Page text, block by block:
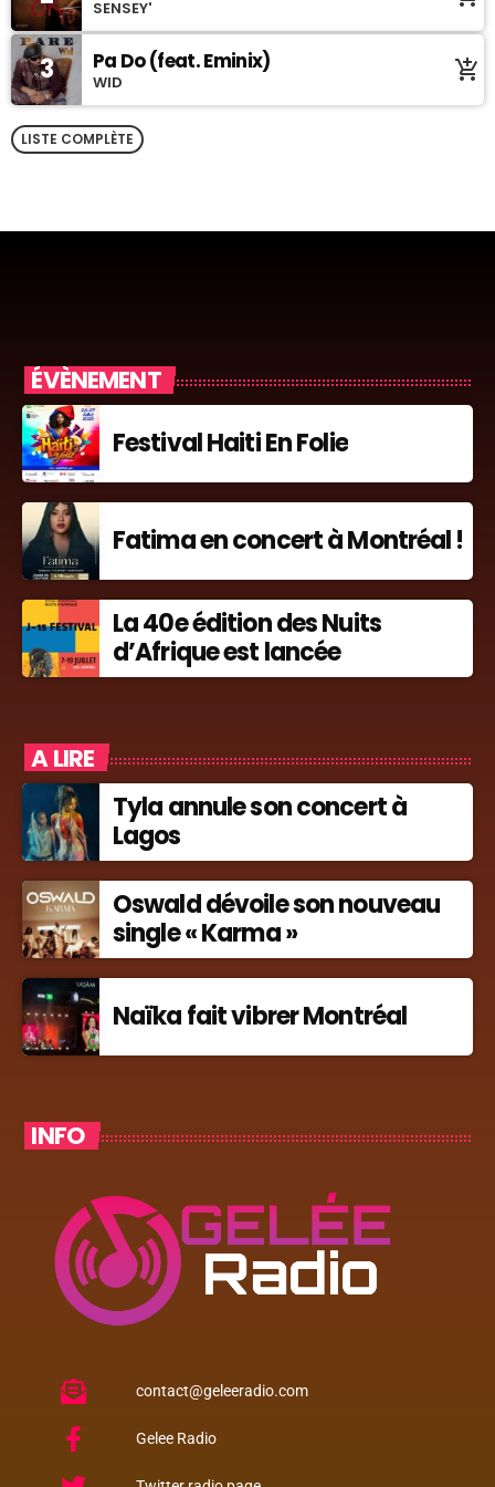
SENSEY'
3 Pa Do (feat. Eminix)
WID add_shopping_cart
LISTE COMPLÈTE
ÉVÈNEMENT
Festival Haiti En Folie
Fatima en concert à Montréal !
La 40e édition des Nuits
d’Afrique est lancée
A LIRE
Tyla annule son concert à
Lagos
Oswald dévoile son nouveau
single « Karma »
Naïka fait vibrer Montréal
INFO
contact@geleeradio.com
Gelee Radio